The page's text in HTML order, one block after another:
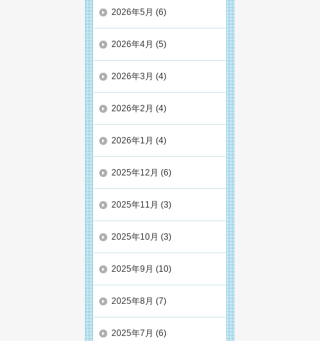
2026年5月 (6)
2026年4月 (5)
2026年3月 (4)
2026年2月 (4)
2026年1月 (4)
2025年12月 (6)
2025年11月 (3)
2025年10月 (3)
2025年9月 (10)
2025年8月 (7)
2025年7月 (6)